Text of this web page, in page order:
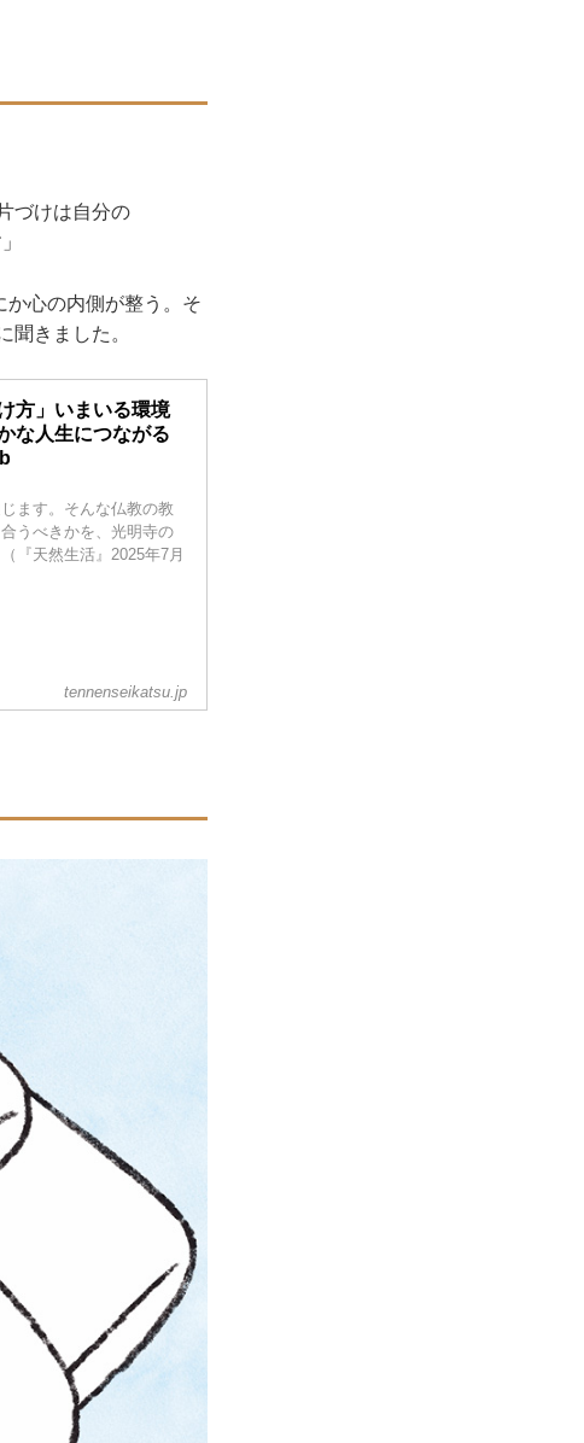
づけは自分の
か心の内側が整う。そ
聞きました。
方」いまいる環境
な人生につながる
ます。そんな仏教の教
うべきかを、光明寺の
『天然生活』2025年7月
tennenseikatsu.jp